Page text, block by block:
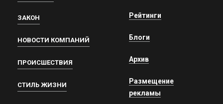
ЗАКОН
НОВОСТИ КОМПАНИЙ
ПРОИСШЕСТВИЯ
СТИЛЬ ЖИЗНИ
Рейтинги
Блоги
Архив
Размещение
рекламы